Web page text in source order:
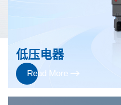
低压电器
Read More